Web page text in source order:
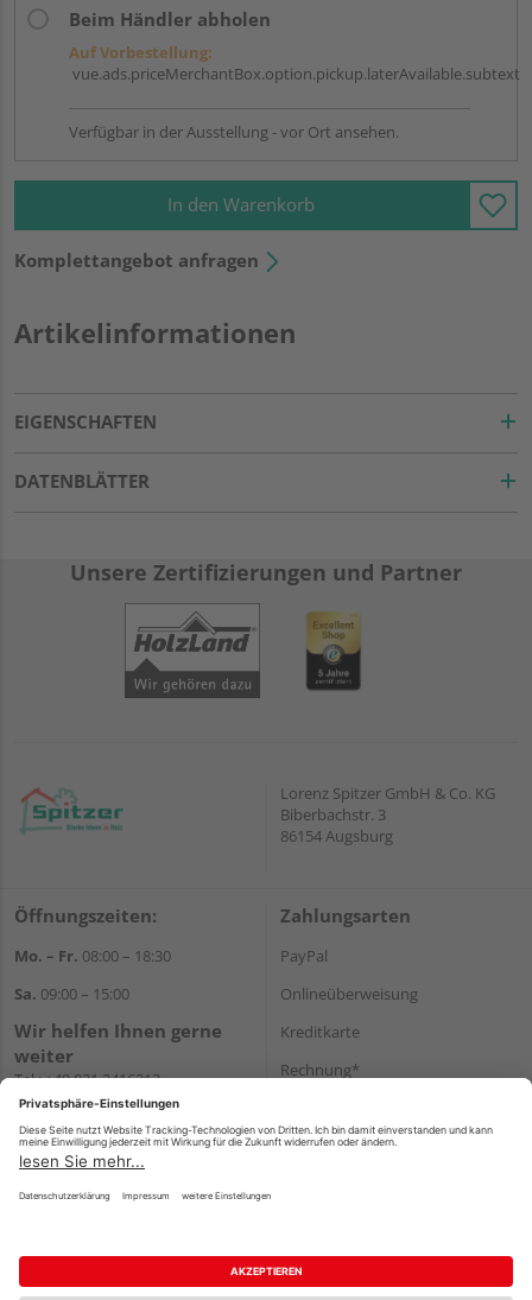
Beim Händler abholen
Auf Vorbestellung:
vue.ads.priceMerchantBox.option.pickup.laterAvailable.subtext
Verfügbar in der Ausstellung - vor Ort ansehen.
In den Warenkorb
Komplettangebot anfragen
Artikelinformationen
EIGENSCHAFTEN
DATENBLÄTTER
Unsere Zertifizierungen und Partner
Lorenz Spitzer GmbH & Co. KG
Biberbachstr. 3
86154 Augsburg
Öffnungszeiten:
Mo. – Fr. 08:00 – 18:30
Sa. 09:00 – 15:00
Wir helfen Ihnen gerne
weiter
Tel.:+49 821 2416212
E-Mail:verwaltung@spitzer-
augsburg.de
Zahlungsarten
PayPal
Onlineüberweisung
Kreditkarte
Rechnung*
Versand
Impressum AGB Widerruf
Datenschutz
Reservierungsbedingungen
Vertrag widerrufen